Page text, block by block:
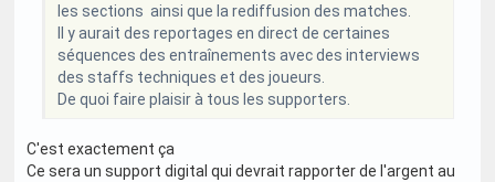
les sections ainsi que la rediffusion des matches.
Il y aurait des reportages en direct de certaines
séquences des entraînements avec des interviews
des staffs techniques et des joueurs.
De quoi faire plaisir à tous les supporters.
C'est exactement ça
Ce sera un support digital qui devrait rapporter de l'argent au